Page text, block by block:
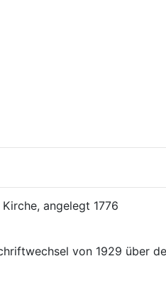
angelegt 1776
von 1929 über